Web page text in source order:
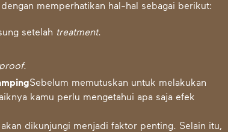
memperhatikan hal-hal sebagai berikut:
setelah treatment.
.
Sebelum memutuskan untuk melakukan
kamu perlu mengetahui apa saja efek
dikunjungi menjadi faktor penting. Selain itu,